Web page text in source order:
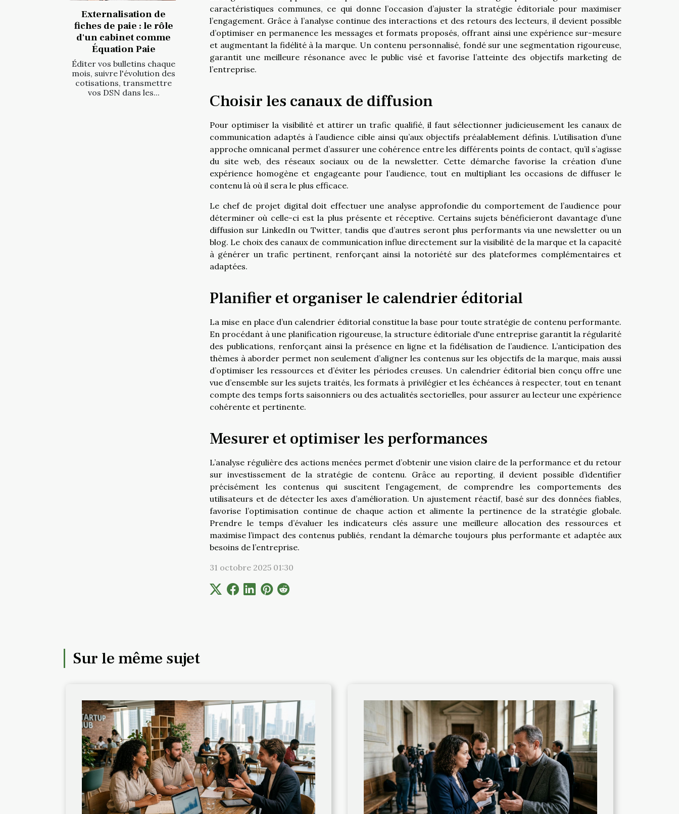
Externalisation de
fiches de paie : le rôle
d'un cabinet comme
Équation Paie
Éditer vos bulletins chaque
mois, suivre l'évolution des
cotisations, transmettre
vos DSN dans les...
caractéristiques communes, ce qui donne l’occasion d’ajuster la stratégie éditoriale pour maximiser
l’engagement. Grâce à l’analyse continue des interactions et des retours des lecteurs, il devient possible
d’optimiser en permanence les messages et formats proposés, offrant ainsi une expérience sur-mesure
et augmentant la fidélité à la marque. Un contenu personnalisé, fondé sur une segmentation rigoureuse,
garantit une meilleure résonance avec le public visé et favorise l’atteinte des objectifs marketing de
l’entreprise.
Choisir les canaux de diffusion
Pour optimiser la visibilité et attirer un trafic qualifié, il faut sélectionner judicieusement les canaux de
communication adaptés à l’audience cible ainsi qu’aux objectifs préalablement définis. L’utilisation d’une
approche omnicanal permet d’assurer une cohérence entre les différents points de contact, qu’il s’agisse
du site web, des réseaux sociaux ou de la newsletter. Cette démarche favorise la création d’une
expérience homogène et engageante pour l’audience, tout en multipliant les occasions de diffuser le
contenu là où il sera le plus efficace.
Le chef de projet digital doit effectuer une analyse approfondie du comportement de l’audience pour
déterminer où celle-ci est la plus présente et réceptive. Certains sujets bénéficieront davantage d’une
diffusion sur LinkedIn ou Twitter, tandis que d’autres seront plus performants via une newsletter ou un
blog. Le choix des canaux de communication influe directement sur la visibilité de la marque et la capacité
à générer un trafic pertinent, renforçant ainsi la notoriété sur des plateformes complémentaires et
adaptées.
Planifier et organiser le calendrier éditorial
La mise en place d’un calendrier éditorial constitue la base pour toute stratégie de contenu performante.
En procédant à une planification rigoureuse, la structure éditoriale d'une entreprise garantit la régularité
des publications, renforçant ainsi la présence en ligne et la fidélisation de l’audience. L’anticipation des
thèmes à aborder permet non seulement d’aligner les contenus sur les objectifs de la marque, mais aussi
d’optimiser les ressources et d’éviter les périodes creuses. Un calendrier éditorial bien conçu offre une
vue d’ensemble sur les sujets traités, les formats à privilégier et les échéances à respecter, tout en tenant
compte des temps forts saisonniers ou des actualités sectorielles, pour assurer au lecteur une expérience
cohérente et pertinente.
Mesurer et optimiser les performances
L’analyse régulière des actions menées permet d’obtenir une vision claire de la performance et du retour
sur investissement de la stratégie de contenu. Grâce au reporting, il devient possible d’identifier
précisément les contenus qui suscitent l’engagement, de comprendre les comportements des
utilisateurs et de détecter les axes d’amélioration. Un ajustement réactif, basé sur des données fiables,
favorise l’optimisation continue de chaque action et alimente la pertinence de la stratégie globale.
Prendre le temps d’évaluer les indicateurs clés assure une meilleure allocation des ressources et
maximise l’impact des contenus publiés, rendant la démarche toujours plus performante et adaptée aux
besoins de l’entreprise.
31 octobre 2025 01:30
Sur le même sujet